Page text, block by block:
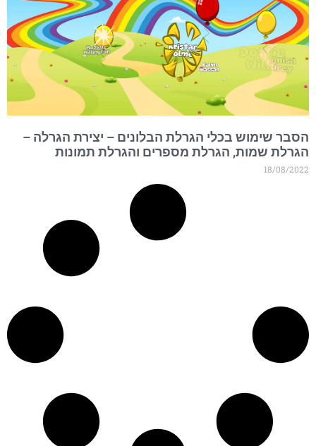
הסבר שימוש בכלי הגרלת הבלונים – יצירת הגרלה –
הגרלת שמות, הגרלת מספרים והגרלת תמונות
18/08/2022